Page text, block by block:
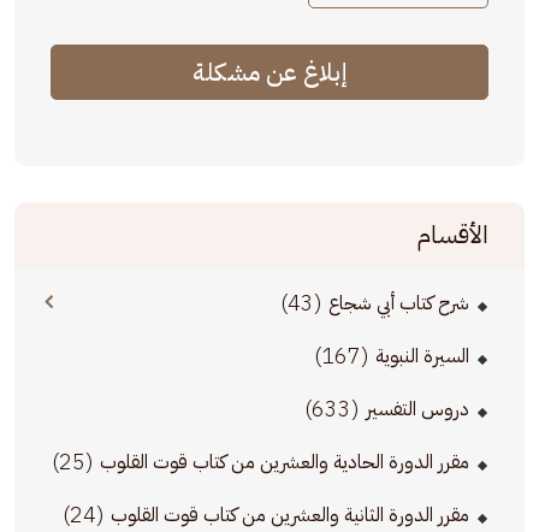
إبلاغ عن مشكلة
الأقسام
شرح كتاب أبي شجاع (43)
السيرة النبوية (167)
دروس التفسير (633)
مقرر الدورة الحادية والعشرين من كتاب قوت القلوب (25)
مقرر الدورة الثانية والعشرين من كتاب قوت القلوب (24)